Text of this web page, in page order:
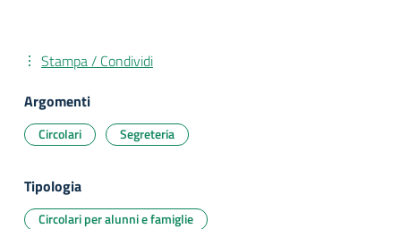
Stampa / Condividi
Argomenti
Circolari Segreteria
Tipologia
Circolari per alunni e famiglie